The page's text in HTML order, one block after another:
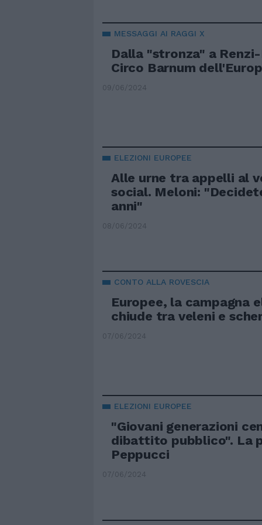
MESSAGGI AI RAGGI X
Dalla "stronza" a
Circo Barnum
09/06/2024
ELEZIONI EUROPEE
Alle urne tra appelli al
social. Meloni:
anni"
08/06/2024
CONTO ALLA ROVESCIA
Europee, la campagna
chiude tra veleni e
07/06/2024
ELEZIONI EUROPEE
"Giovani generazioni
dibattito pubblico". La
Peppucci
07/06/2024